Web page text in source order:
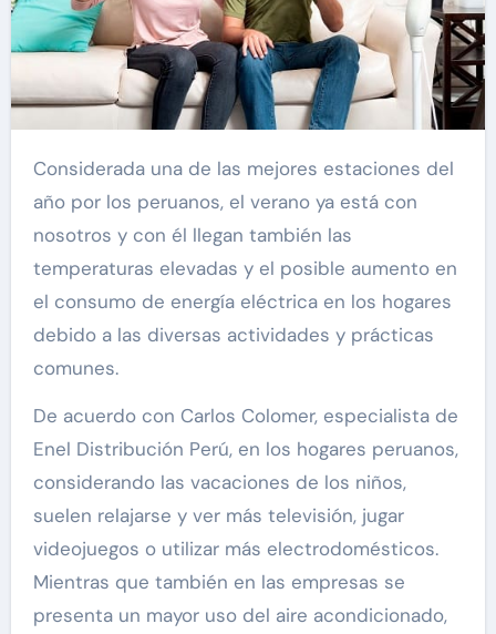
Considerada una de las mejores estaciones del
año por los peruanos, el verano ya está con
nosotros y con él llegan también las
temperaturas elevadas y el posible aumento en
el consumo de energía eléctrica en los hogares
debido a las diversas actividades y prácticas
comunes.
De acuerdo con Carlos Colomer, especialista de
Enel Distribución Perú, en los hogares peruanos,
considerando las vacaciones de los niños,
suelen relajarse y ver más televisión, jugar
videojuegos o utilizar más electrodomésticos.
Mientras que también en las empresas se
presenta un mayor uso del aire acondicionado,